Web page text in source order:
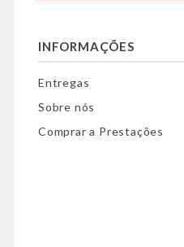
INFORMAÇÕES
Entregas
Sobre nós
Comprar a Prestações